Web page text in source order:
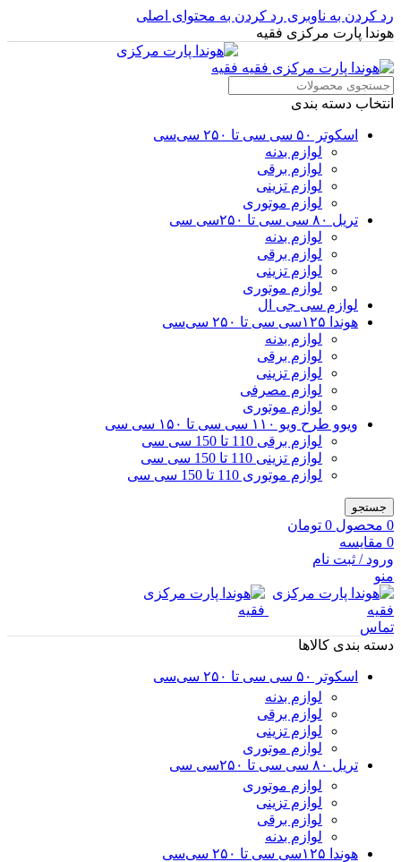
رد کردن به ناوبری رد کردن به محتوای اصلی
هوندا پارت مرکزی فقیه
انتخاب دسته بندی
اسکوتر ۵۰ سی سی تا ۲۵۰ سی‌سی
لوازم بدنه
لوازم برقی
لوازم تزینی
لوازم موتوری
تریل ۸۰ سی سی تا ۲۵۰سی سی
لوازم بدنه
لوازم برقی
لوازم تزینی
لوازم موتوری
لوازم سی جی ال
هوندا ۱۲۵سی سی تا ۲۵۰ سی‌سی
لوازم بدنه
لوازم برقی
لوازم تزینی
لوازم مصرفی
لوازم موتوری
ویوو طرح ویو ۱۱۰ سی سی تا ۱۵۰ سی سی
لوازم برقی 110 تا 150 سی سی
لوازم تزینی 110 تا 150 سی سی
لوازم موتوری 110 تا 150 سی سی
جستجو
0 محصول 0 تومان
0 مقایسه
ورود / ثبت نام
منو
تماس
دسته بندی کالاها
اسکوتر ۵۰ سی سی تا ۲۵۰ سی‌سی
لوازم بدنه
لوازم برقی
لوازم تزینی
لوازم موتوری
تریل ۸۰ سی سی تا ۲۵۰سی سی
لوازم موتوری
لوازم تزینی
لوازم برقی
لوازم بدنه
هوندا ۱۲۵سی سی تا ۲۵۰ سی‌سی